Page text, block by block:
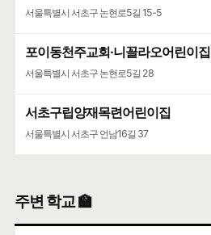
서울특별시 서초구 논현로5길 15-5
포이동천주교회·니꼴라오어린이집
서울특별시 서초구 논현로5길 28
서초구립양재목련어린이집
서울특별시 서초구 언남16길 37
주변 학교 🏫